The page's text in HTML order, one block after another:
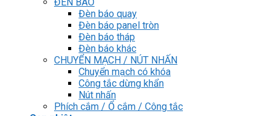
Đèn báo quay
Đèn báo panel tròn
Đèn báo tháp
Đèn báo khác
CHUYỂN MẠCH / NÚT NHẤN
Chuyển mạch có khóa
Công tắc dừng khẩn
Nút nhấn
Phích cắm / Ổ cắm / Công tắc